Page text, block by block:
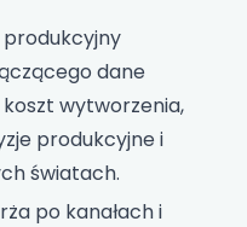
dane
wytworzenia,
produkcyjne i
światach.
po kanałach i